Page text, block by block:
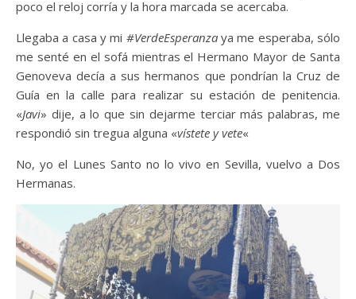
poco el reloj corría y la hora marcada se acercaba.
Llegaba a casa y mi #VerdeEsperanzaya me esperaba, sólo
me senté en el sofá mientras el Hermano Mayor de Santa
Genoveva decía a sus hermanos que pondrían la Cruz de
Guía en la calle para realizar su estación de penitencia.
«Javi» dije, a lo que sin dejarme terciar más palabras, me
respondió sin tregua alguna «vístete y vete«
No, yo el Lunes Santo no lo vivo en Sevilla, vuelvo a Dos
Hermanas.